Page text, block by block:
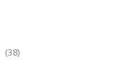
(38)